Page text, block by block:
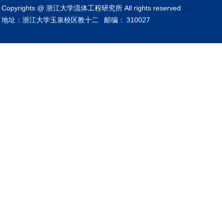
Copyrights @ 浙江大学流体工程研究所 All rights reserved
地址：浙江大学玉泉校区教十二
邮编： 310027